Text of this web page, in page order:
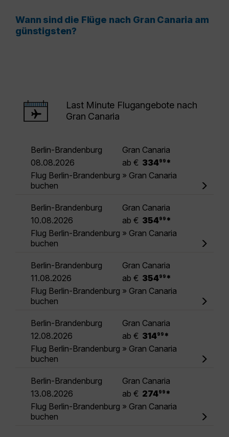
Wann sind die Flüge nach Gran Canaria am
günstigsten?
Last Minute Flugangebote nach
Gran Canaria
Berlin-Brandenburg
Gran Canaria
08.08.2026
ab € 33499 *
Flug Berlin-Brandenburg » Gran Canaria
buchen
Berlin-Brandenburg
Gran Canaria
10.08.2026
ab € 35499 *
Flug Berlin-Brandenburg » Gran Canaria
buchen
Berlin-Brandenburg
Gran Canaria
11.08.2026
ab € 35499 *
Flug Berlin-Brandenburg » Gran Canaria
buchen
Berlin-Brandenburg
Gran Canaria
12.08.2026
ab € 31499 *
Flug Berlin-Brandenburg » Gran Canaria
buchen
Berlin-Brandenburg
Gran Canaria
13.08.2026
ab € 27499 *
Flug Berlin-Brandenburg » Gran Canaria
buchen